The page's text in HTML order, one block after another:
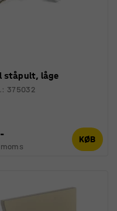
ståpult, låge
: 375032
KØB